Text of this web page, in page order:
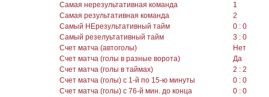
Самая нерезультативная команда
1
Самая результативная команда
2
Самый НЕрезультативный тайм
0 : 0
Самый резелуьтативный тайм
3 : 0
Счет матча (автоголы)
Нет
Счет матча (голы в разные ворота)
Да
Счет матча (голы в таймах)
2 : 2
Счет матча (голы) с 1-й по 15-ю минуты
0 : 0
Счет матча (голы) с 76-й мин. до конца
0 : 0